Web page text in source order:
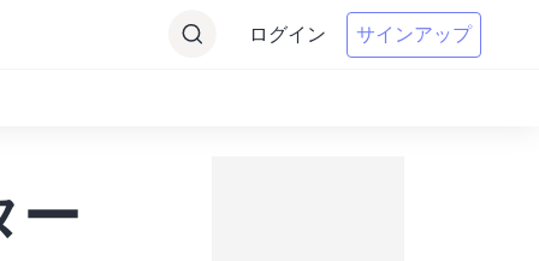
ログイン サインアップ
ー